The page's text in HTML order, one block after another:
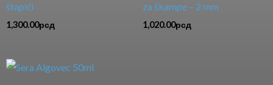
štapići
1,300.00рсд
za škampe – 2 mm
1,020.00рсд